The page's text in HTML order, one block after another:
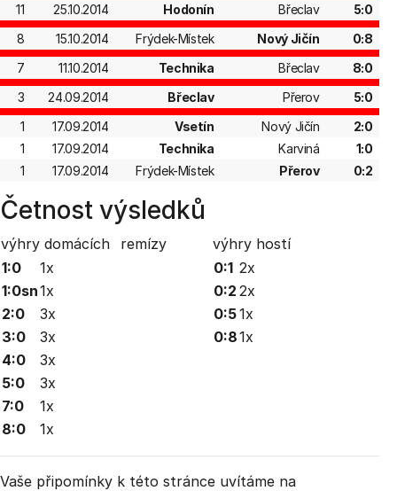
11
25.10.2014 Hodonín Břeclav
5:0
8
15.10.2014 Frýdek-Místek Nový Jičín
0:8
7
11.10.2014 Technika Břeclav
8:0
3
24.09.2014 Břeclav Přerov
5:0
1
17.09.2014 Vsetín Nový Jičín
2:0
1
17.09.2014 Technika Karviná
1:0
1
17.09.2014 Frýdek-Místek Přerov 0:2
Četnost výsledků
výhry domácích remízy výhry hostí
1:0
1x
1:0sn1x
2:0
3x
3:0
3x
4:0
3x
5:0
3x
7:0
1x
8:0
1x
0:1 2x
0:2 2x
0:51x
0:81x
Vaše připomínky k této stránce uvítáme na